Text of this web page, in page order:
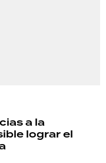
a la
lograr el